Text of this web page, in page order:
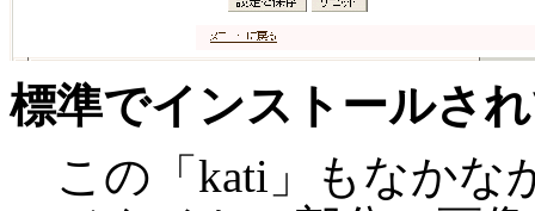
標準でインストールさ
この「kati」もなかな